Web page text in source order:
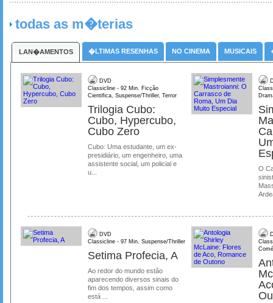
todas as m�terias
LAN�AMENTOS �LTIMAS RESENHAS NO CINEMA MUSICAIS
DVD
Classicline - 92 Min. Ficção
Cientifica, Suspense/Thriller, Terror
Trilogia Cubo:
Cubo, Hypercubo,
Cubo Zero
Cubo: Uma estudante, um ex-
presidiário, um engenheiro, uma
assistente social, um policial e
u...
O
DVD
Classicline - 97 Min. Suspense/Thriller
Setima Profecia, A
Ao redor do mundo estão
aparecendo diversos sinais do
fim dos tempos, assim como
está ...